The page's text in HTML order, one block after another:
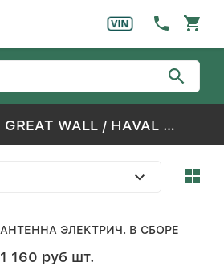
Запчасти для GREAT WALL / HAVAL SAFE/SUV
АНТЕННА ЭЛЕКТРИЧ. В СБОРЕ
1 160 руб шт.